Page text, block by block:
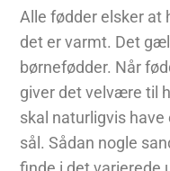
Alle fødder elsker at
det er varmt. Det
børnefødder. Når
giver det velvære til
skal naturligvis have
sål. Sådan nogle